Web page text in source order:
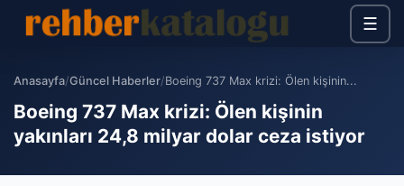
☰
Anasayfa/Güncel Haberler/Boeing 737 Max krizi: Ölen kişinin...
Boeing 737 Max krizi: Ölen kişinin
yakınları 24,8 milyar dolar ceza istiyor